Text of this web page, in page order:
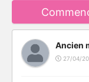
Ancien
27/04/